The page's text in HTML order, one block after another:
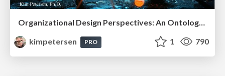
Organizational Design Perspectives: An Ontology of Organizational Design Elements
kimpetersen
PRO 1 790